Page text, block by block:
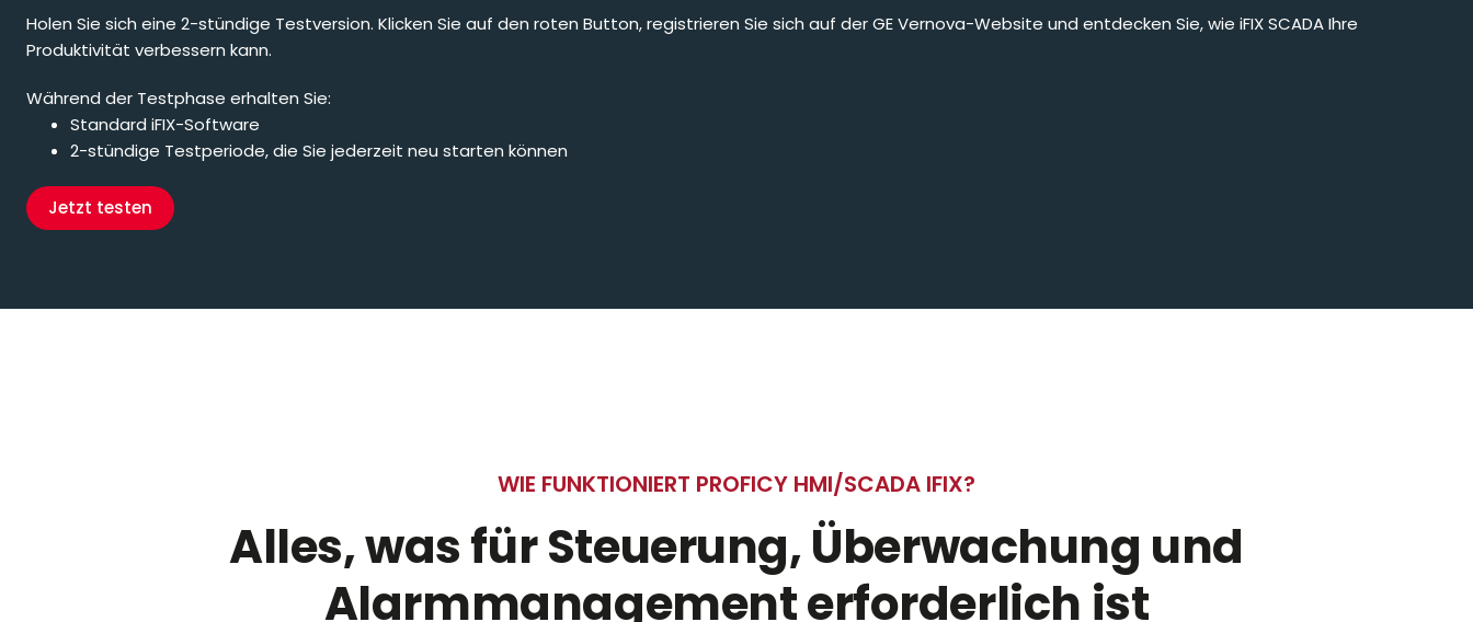
Holen Sie sich eine 2-stündige Testversion. Klicken Sie auf den roten Button, registrieren Sie sich auf der GE Vernova-Website und entdecken Sie, wie iFIX SCADA Ihre
Produktivität verbessern kann.
Während der Testphase erhalten Sie:
Standard iFIX-Software
2-stündige Testperiode, die Sie jederzeit neu starten können
Jetzt testen
WIE FUNKTIONIERT PROFICY HMI/SCADA IFIX?
Alles, was für Steuerung, Überwachung und
Alarmmanagement erforderlich ist